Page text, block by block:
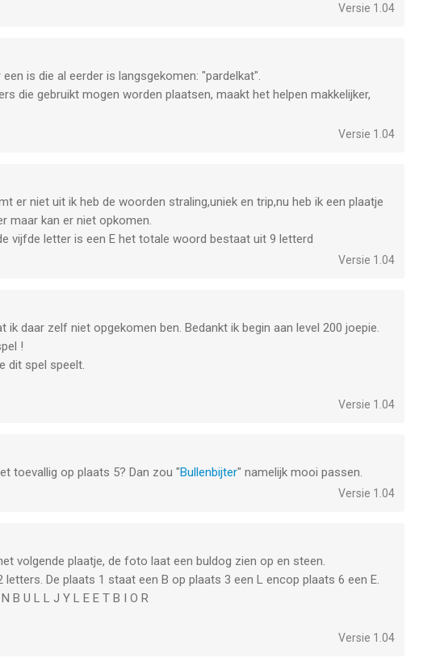
Versie 1.04
is die al eerder is langsgekomen: "pardelkat".
die gebruikt mogen worden plaatsen, maakt het helpen makkelijker,
Versie 1.04
er niet uit ik heb de woorden straling,uniek en trip,nu heb ik een plaatje
maar kan er niet opkomen.
vijfde letter is een E het totale woord bestaat uit 9 letterd
Versie 1.04
ik daar zelf niet opgekomen ben. Bedankt ik begin aan level 200 joepie.
!
dit spel speelt.
Versie 1.04
toevallig op plaats 5? Dan zou "Bullenbijter" namelijk mooi passen.
Versie 1.04
volgende plaatje, de foto laat een buldog zien op en steen.
De plaats 1 staat een B op plaats 3 een L encop plaats 6 een E.
B U L L J Y L E E T B I O R
Versie 1.04